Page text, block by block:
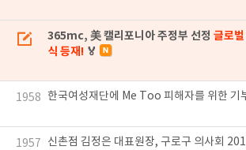
365mc, 美 캘리포니아 주정부 선정 글로
식 등재! 🏅
1958 한국여성재단에 Me Too 피해자를 위한 기
1957
신촌점 김정은 대표원장, 구로구 의사회